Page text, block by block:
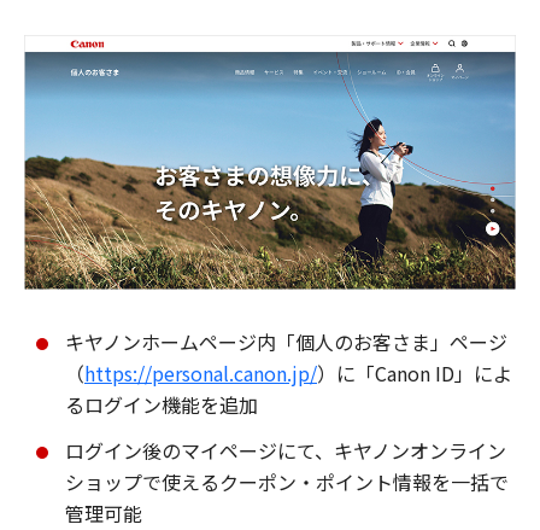
キヤノンホームページ内「個人のお客さま」ページ
（https://personal.canon.jp/）に「Canon ID」によ
るログイン機能を追加
ログイン後のマイページにて、キヤノンオンライン
ショップで使えるクーポン・ポイント情報を一括で
管理可能